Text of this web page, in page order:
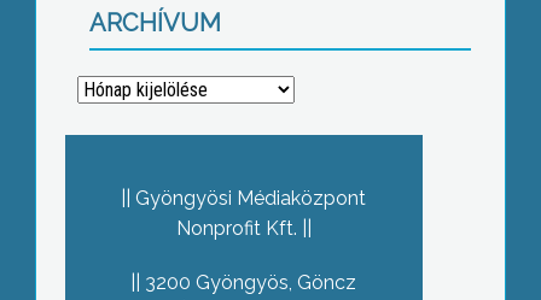
ARCHÍVUM
Archívum
Gyöngyösi Médiaközpont
Nonprofit Kft.
3200 Gyöngyös, Göncz